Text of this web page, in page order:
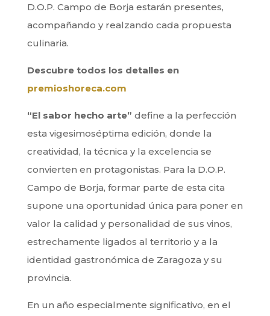
D.O.P. Campo de Borja estarán presentes,
acompañando y realzando cada propuesta
culinaria.
Descubre todos los detalles en
premioshoreca.com
“El sabor hecho arte” define a la perfección
esta vigesimoséptima edición, donde la
creatividad, la técnica y la excelencia se
convierten en protagonistas. Para la D.O.P.
Campo de Borja, formar parte de esta cita
supone una oportunidad única para poner en
valor la calidad y personalidad de sus vinos,
estrechamente ligados al territorio y a la
identidad gastronómica de Zaragoza y su
provincia.
En un año especialmente significativo, en el